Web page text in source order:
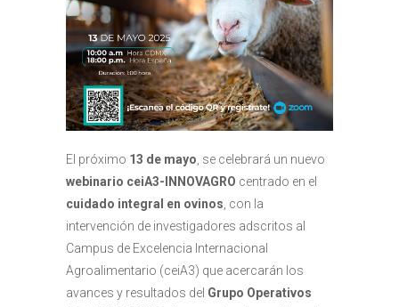
El próximo 13 de mayo , se celebrará un nuevo
webinario ceiA3-INNOVAGRO centrado en el
cuidado integral en ovinos , con la
intervención de investigadores adscritos al
Campus de Excelencia Internacional
Agroalimentario (ceiA3) que acercarán los
avances y resultados del Grupo Operativos